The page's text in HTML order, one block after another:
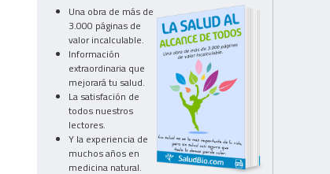
Una obra de más de
3.000 páginas de
valor incalculable.
Información
extraordinaria que
mejorará tu salud.
La satisfación de
todos nuestros
lectores.
Y la experiencia de
muchos años en
medicina natural.